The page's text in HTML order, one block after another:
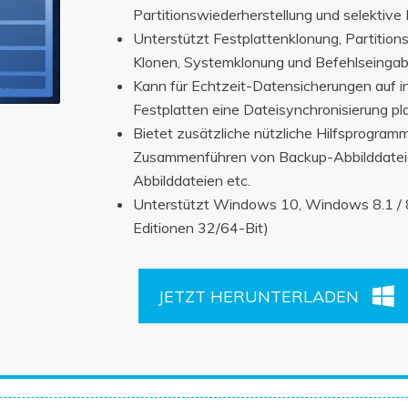
Partitionswiederherstellung und selektive
Unterstützt Festplattenklonung,
Klonen, Systemklonung und
Kann für Echtzeit-Datensicherungen auf
Festplatten eine Dateisynchronisierung
Bietet zusätzliche nützliche
Zusammenführen von Backup-
Abbilddateien etc.
Unterstützt Windows 10, Windows 8.1 /
Editionen 32/64-Bit)
JETZT HERUNTERLADEN